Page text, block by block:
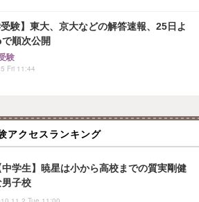
受験】東大、京大などの解答速報、25日よ
で順次公開
験
Fri 11:44
アクセスランキング
中学生】暁星は小から高校までの質実剛健
男子校